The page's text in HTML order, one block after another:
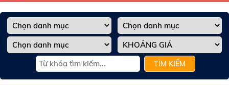
TÌM KIẾM